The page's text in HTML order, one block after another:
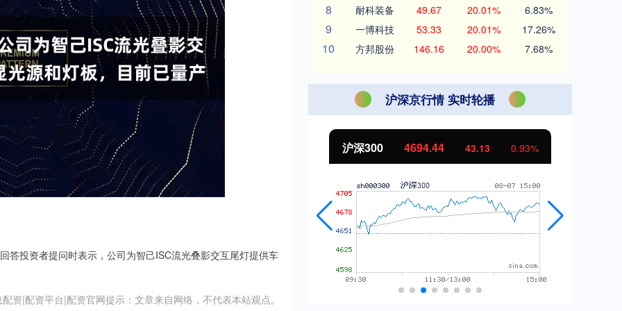
投资者提问时表示，公司为智己ISC流光叠影交互尾灯提供车
资|配资平台|配资官网提示：文章来自网络，不代表本站观点。
8 耐科装备 49.67 20.01% 6.83%
9 一博科技 53.33 20.01% 17.26%
10 方邦股份 146.16 20.00% 7.68%
沪深京行情 实时轮播
深证成指 沪深300 4694.44 43.13 0.93%